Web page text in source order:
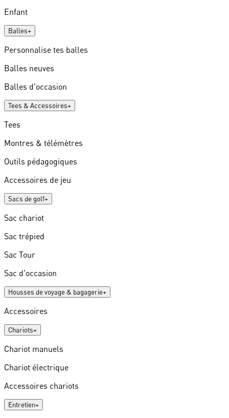
Enfant
Balles+
Personnalise tes balles
Balles neuves
Balles d'occasion
Tees & Accessoires+
Tees
Montres & télémètres
Outils pédagogiques
Accessoires de jeu
Sacs de golf+
Sac chariot
Sac trépied
Sac Tour
Sac d'occasion
Housses de voyage & bagagerie+
Accessoires
Chariots+
Chariot manuels
Chariot électrique
Accessoires chariots
Entretien+